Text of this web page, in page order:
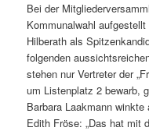
Bei der
Kommunalwahl
Hilberath als
folgenden
stehen nur Vertreter der
um Listenplatz 2 bewarb,
Barbara Laakmann
Edith Fröse: „Das hat mit